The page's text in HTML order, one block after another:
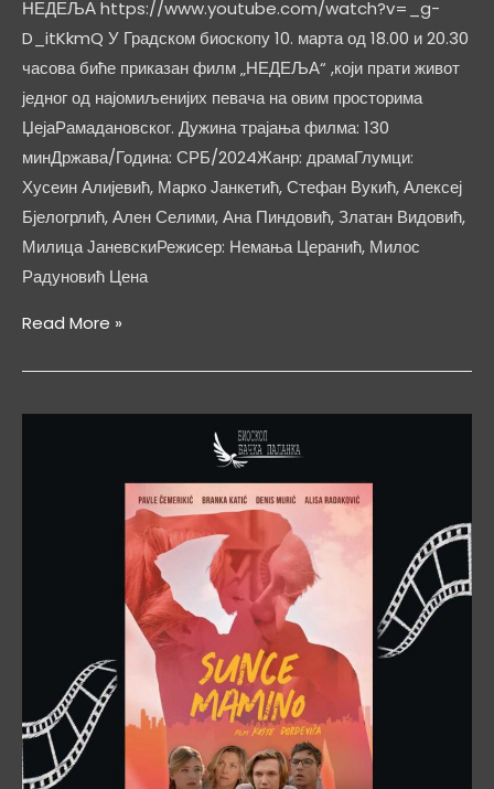
НЕДЕЉА https://www.youtube.com/watch?v=_g-
D_itKkmQ У Градском биоскопу 10. марта од 18.00 и 20.30
часова биће приказан филм „НЕДЕЉА“ ,који прати живот
једног од најомиљенијих певача на овим просторима
ЏејаРамадановског. Дужина трајања филма: 130
минДржава/Година: СРБ/2024Жанр: драмаГлумци:
Хусеин Алијевић, Марко Јанкетић, Стефан Вукић, Алексеј
Бјелогрлић, Ален Селими, Ана Пиндовић, Златан Видовић,
Милица ЈаневскиРежисер: Немања Церанић, Милос
Радуновић Цена
НЕДЕЉА
Read More »